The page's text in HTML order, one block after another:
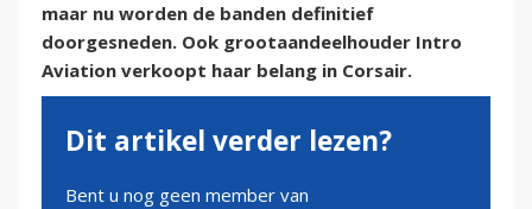
maar nu worden de banden definitief
doorgesneden. Ook grootaandeelhouder Intro
Aviation verkoopt haar belang in Corsair.
Dit artikel verder lezen?
Bent u nog geen member van